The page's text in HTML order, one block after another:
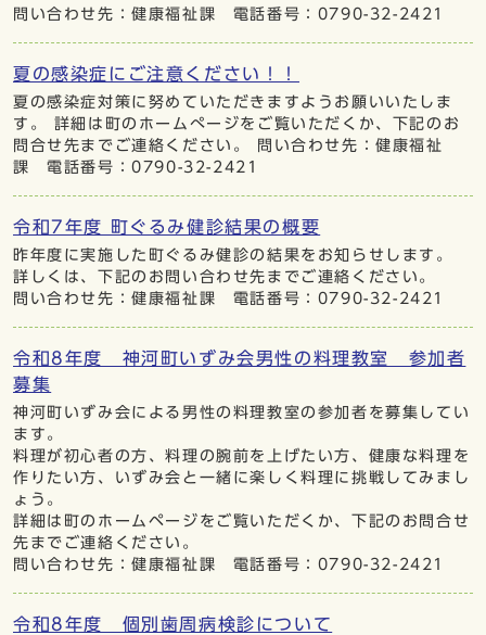
問い合わせ先：健康福祉課 電話番号：0790-32-2421
夏の感染症にご注意ください！！
夏の感染症対策に努めていただきますようお願いいたしま
す。 詳細は町のホームぺージをご覧いただくか、下記のお
問合せ先までご連絡ください。 問い合わせ先：健康福祉
課 電話番号：0790-32-2421
令和7年度 町ぐるみ健診結果の概要
昨年度に実施した町ぐるみ健診の結果をお知らせします。
詳しくは、下記のお問い合わせ先までご連絡ください。
問い合わせ先：健康福祉課 電話番号：0790-32-2421
令和8年度 神河町いずみ会男性の料理教室 参加者
募集
神河町いずみ会による男性の料理教室の参加者を募集してい
ます。
料理が初心者の方、料理の腕前を上げたい方、健康な料理を
作りたい方、いずみ会と一緒に楽しく料理に挑戦してみまし
ょう。
詳細は町のホームページをご覧いただくか、下記のお問合せ
先までご連絡ください。
問い合わせ先：健康福祉課 電話番号：0790-32-2421
令和8年度 個別歯周病検診について